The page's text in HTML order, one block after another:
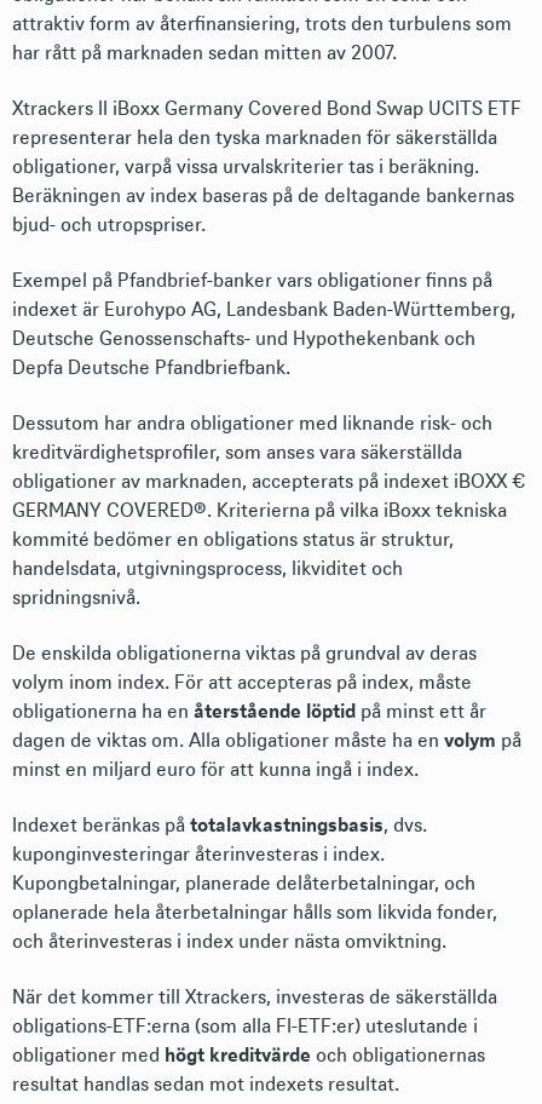
attraktiv form av återfinansiering, trots den turbulens som
har rått på marknaden sedan mitten av 2007.
Xtrackers II iBoxx Germany Covered Bond Swap UCITS ETF
representerar hela den tyska marknaden för säkerställda
obligationer, varpå vissa urvalskriterier tas i beräkning.
Beräkningen av index baseras på de deltagande bankernas
bjud- och utropspriser.
Exempel på Pfandbrief-banker vars obligationer finns på
indexet är Eurohypo AG, Landesbank Baden-Württemberg,
Deutsche Genossenschafts- und Hypothekenbank och
Depfa Deutsche Pfandbriefbank.
Dessutom har andra obligationer med liknande risk- och
kreditvärdighetsprofiler, som anses vara säkerställda
obligationer av marknaden, accepterats på indexet iBOXX €
GERMANY COVERED®. Kriterierna på vilka iBoxx tekniska
kommité bedömer en obligations status är struktur,
handelsdata, utgivningsprocess, likviditet och
spridningsnivå.
De enskilda obligationerna viktas på grundval av deras
volym inom index. För att accepteras på index, måste
obligationerna ha en återstående löptid på minst ett år
dagen de viktas om. Alla obligationer måste ha en volym på
minst en miljard euro för att kunna ingå i index.
Indexet beränkas på totalavkastningsbasis, dvs.
kuponginvesteringar återinvesteras i index.
Kupongbetalningar, planerade delåterbetalningar, och
oplanerade hela återbetalningar hålls som likvida fonder,
och återinvesteras i index under nästa omviktning.
När det kommer till Xtrackers, investeras de säkerställda
obligations-ETF:erna (som alla FI-ETF:er) uteslutande i
obligationer med högt kreditvärde och obligationernas
resultat handlas sedan mot indexets resultat.